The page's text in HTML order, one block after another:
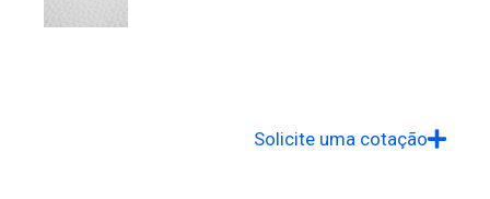
Solicite uma cotação